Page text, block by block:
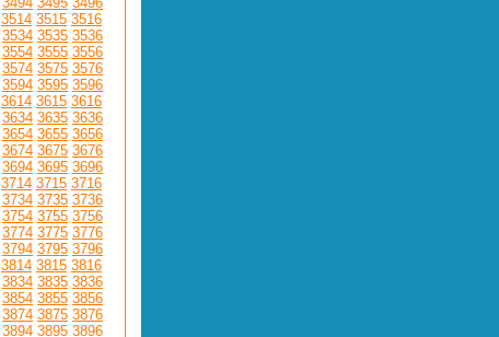
3514 3515 3516
3534 3535 3536
3554 3555 3556
3574 3575 3576
3594 3595 3596
3614 3615 3616
3634 3635 3636
3654 3655 3656
3674 3675 3676
3694 3695 3696
3714 3715 3716
3734 3735 3736
3754 3755 3756
3774 3775 3776
3794 3795 3796
3814 3815 3816
3834 3835 3836
3854 3855 3856
3874 3875 3876
3894 3895 3896